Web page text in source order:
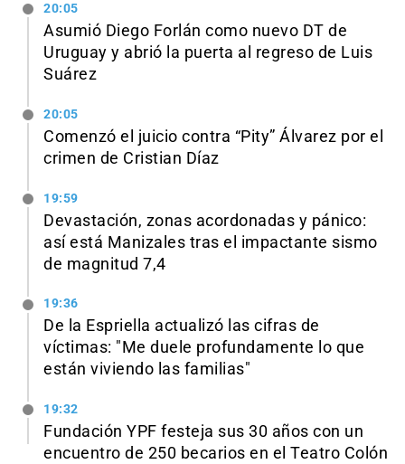
20:05
Asumió Diego Forlán como nuevo DT de
Uruguay y abrió la puerta al regreso de Luis
Suárez
20:05
Comenzó el juicio contra “Pity” Álvarez por el
crimen de Cristian Díaz
19:59
Devastación, zonas acordonadas y pánico:
así está Manizales tras el impactante sismo
de magnitud 7,4
19:36
De la Espriella actualizó las cifras de
víctimas: "Me duele profundamente lo que
están viviendo las familias"
19:32
Fundación YPF festeja sus 30 años con un
encuentro de 250 becarios en el Teatro Colón